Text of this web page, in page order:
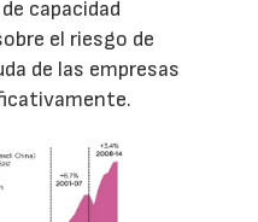
capacidad
el riesgo de
de las empresas